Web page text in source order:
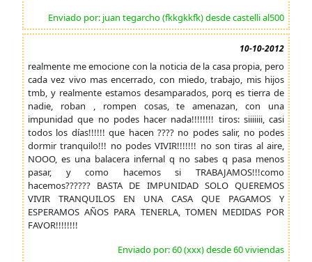
Enviado por: juan tegarcho (fkkgkkfk) desde castelli al500
10-10-2012
realmente me emocione con la noticia de la casa propia, pero
cada vez vivo mas encerrado, con miedo, trabajo, mis hijos
tmb, y realmente estamos desamparados, porq es tierra de
nadie, roban , rompen cosas, te amenazan, con una
impunidad que no podes hacer nada!!!!!!!! tiros: siiiiiii, casi
todos los días!!!!!! que hacen ???? no podes salir, no podes
dormir tranquilo!!! no podes VIVIR!!!!!!! no son tiras al aire,
NOOO, es una balacera infernal q no sabes q pasa menos
pasar, y como hacemos si TRABAJAMOS!!!como
hacemos?????? BASTA DE IMPUNIDAD SOLO QUEREMOS
VIVIR TRANQUILOS EN UNA CASA QUE PAGAMOS Y
ESPERAMOS AÑOS PARA TENERLA, TOMEN MEDIDAS POR
FAVOR!!!!!!!!
Enviado por: 60 (xxx) desde 60 viviendas